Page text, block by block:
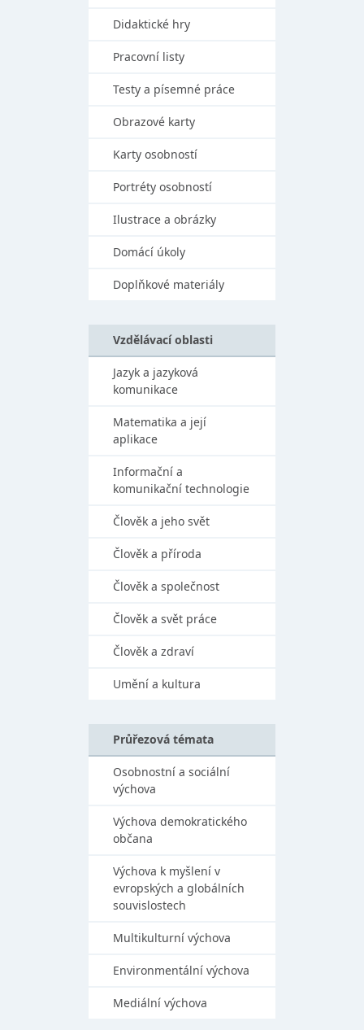
Didaktické hry
Pracovní listy
Testy a písemné práce
Obrazové karty
Karty osobností
Portréty osobností
Ilustrace a obrázky
Domácí úkoly
Doplňkové materiály
Vzdělávací oblasti
Jazyk a jazyková
komunikace
Matematika a její
aplikace
Informační a
komunikační technologie
Člověk a jeho svět
Člověk a příroda
Člověk a společnost
Člověk a svět práce
Člověk a zdraví
Umění a kultura
Průřezová témata
Osobnostní a sociální
výchova
Výchova demokratického
občana
Výchova k myšlení v
evropských a globálních
souvislostech
Multikulturní výchova
Environmentální výchova
Mediální výchova